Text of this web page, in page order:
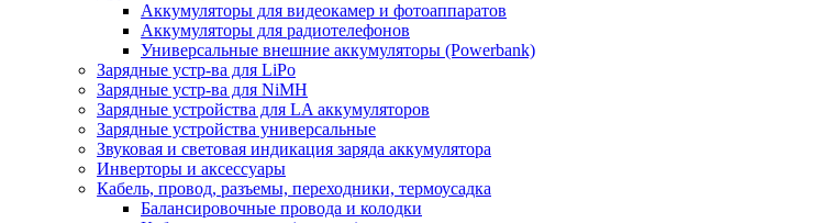
Аккумуляторы для видеокамер и фотоаппаратов
Аккумуляторы для радиотелефонов
Универсальные внешние аккумуляторы (Powerbank)
Зарядные устр-ва для LiPo
Зарядные устр-ва для NiMH
Зарядные устройства для LA аккумуляторов
Зарядные устройства универсальные
Звуковая и световая индикация заряда аккумулятора
Инверторы и аксессуары
Кабель, провод, разъемы, переходники, термоусадка
Балансировочные провода и колодки